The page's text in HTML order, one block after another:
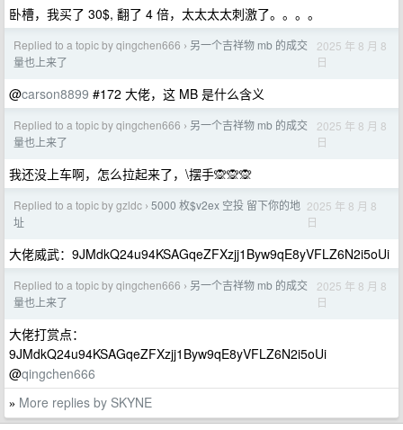
卧槽，我买了 30$, 翻了 4 倍，太太太太刺激了。。。。
Replied to a topic by qingchen666 › 另一个吉祥物 mb 的成交
量也上来了
2025 年 8 月 8
日
@carson8899 #172 大佬，这 MB 是什么含义
Replied to a topic by qingchen666 › 另一个吉祥物 mb 的成交
量也上来了
2025 年 8 月 8
日
我还没上车啊，怎么拉起来了，\摆手🙊🙊🙊
Replied to a topic by gzldc › 5000 枚$v2ex 空投 留下你的地
址
2025 年 8 月 8
日
大佬威武：9JMdkQ24u94KSAGqeZFXzjj1Byw9qE8yVFLZ6N2i5oUi
Replied to a topic by qingchen666 › 另一个吉祥物 mb 的成交
量也上来了
2025 年 8 月 8
日
大佬打赏点：
9JMdkQ24u94KSAGqeZFXzjj1Byw9qE8yVFLZ6N2i5oUi
@qingchen666
» More replies by SKYNE